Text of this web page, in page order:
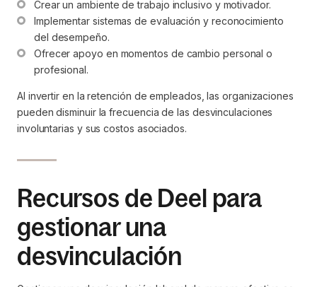
Crear un ambiente de trabajo inclusivo y motivador.
Implementar sistemas de evaluación y reconocimiento
del desempeño.
Ofrecer apoyo en momentos de cambio personal o
profesional.
Al invertir en la retención de empleados, las organizaciones
pueden disminuir la frecuencia de las desvinculaciones
involuntarias y sus costos asociados.
Recursos de Deel para
gestionar una
desvinculación